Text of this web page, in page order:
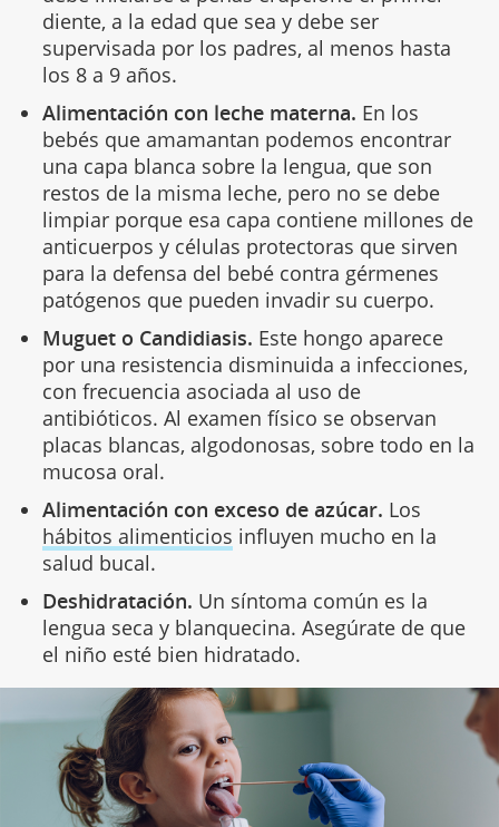
diente, a la edad que sea y debe ser
supervisada por los padres, al menos hasta
los 8 a 9 años.
Alimentación con leche materna. En los
bebés que amamantan podemos encontrar
una capa blanca sobre la lengua, que son
restos de la misma leche, pero no se debe
limpiar porque esa capa contiene millones de
anticuerpos y células protectoras que sirven
para la defensa del bebé contra gérmenes
patógenos que pueden invadir su cuerpo.
Muguet o Candidiasis. Este hongo aparece
por una resistencia disminuida a infecciones,
con frecuencia asociada al uso de
antibióticos. Al examen físico se observan
placas blancas, algodonosas, sobre todo en la
mucosa oral.
Alimentación con exceso de azúcar. Los
hábitos alimenticios influyen mucho en la
salud bucal.
Deshidratación. Un síntoma común es la
lengua seca y blanquecina. Asegúrate de que
el niño esté bien hidratado.